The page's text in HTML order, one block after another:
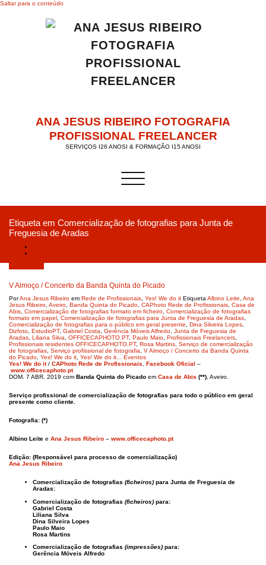
Saltar para o conteúdo
ANA JESUS RIBEIRO FOTOGRAFIA
PROFISSIONAL FREELANCER
SERVIÇOS I26 ANOSI & FORMAÇÃO I15 ANOSI
Alternar a navegação
Etiqueta em Comercialização de fotografias para Junta de
Freguesia de Aradas
V Almoço / Concerto da Banda Quinta do Picado
PorAna Jesus Ribeiro em Rede de Profissionais Yes! We do it Etiqueta Albino Leite Ana
Jesus Ribeiro Aveiro Banda Quinta do Picado CAPhoto Rede de Profissionais Casa de
Abis Comercialização de fotografias formato em ficheiro Comercialização de fotografias
formato em papel Comercialização de fotografias para Junta de Freguesia de Aradas
Comercialização de fotografias para o público em geral presente
Dina Silveira Lopes
Dizfoto EstudioPT, Gabriel Costa Gerência Móveis Alfredo Junta de Freguesia de
Aradas Liliana Silva OFFICECAPHOTO.PT, Paulo Maio Profissionais Freelancers
Profissionais residentes OFFICECAPHOTO.PT, Rosa Martins Serviço de comercialização
de fotografias Serviço profissional de fotografia
V Almoço / Concerto da Banda Quinta
do Picado Yes! We do it Yes! We do it... Eventos
Yes! We do it / CAPhoto Rede de Profissionais Facebook Oficial –
www.officecaphoto.pt
DOM. 7 ABR. 2019 com Banda Quinta do Picado em Casa de Abis (**) , Aveiro.
Serviço profissional de comercialização de fotografias para todo o público em geral
presente como cliente.
Fotografia: (*)
Albino Leite e Ana Jesus Ribeiro – www.officecaphoto.pt
Edição: (Responsável para processo de comercialização)
Ana Jesus Ribeiro
Comercialização de fotografias (ficheiros) para Junta de Freguesia de
Aradas:
Comercialização de fotografias (ficheiros) para:
Gabriel Costa
Liliana Silva
Dina Silveira Lopes
Paulo Maio
Rosa Martins
Comercialização de fotografias (impressões) para:
Gerência Móveis Alfredo